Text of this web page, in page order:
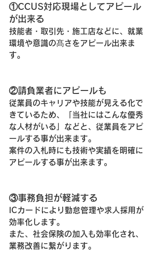
①CCUS対応現場としてアピール
が出来る
技能者・取引先・施工店などに、就業
環境や意識の髙さをアピール出来ま
す。
②請負業者にアピールも
従業員のキャリアや技能が見える化で
きているため、「当社にはこんな優秀
な人材がいる」などと、 従業員をアピ
ールする事が出来ます。
案件の入札時にも技術や実績を明確に
アピールする事が出来ます。
③事務負担が軽減する
ICカードにより勤怠管理や求人採用が
効率化します。
また、社会保険の加入も効率化され、
業務改善に繋がります。